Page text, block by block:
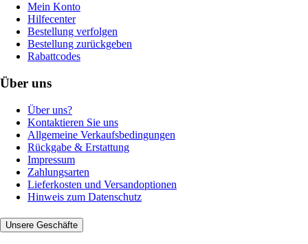
Mein Konto
Hilfecenter
Bestellung verfolgen
Bestellung zurückgeben
Rabattcodes
Über uns
Über uns?
Kontaktieren Sie uns
Allgemeine Verkaufsbedingungen
Rückgabe & Erstattung
Impressum
Zahlungsarten
Lieferkosten und Versandoptionen
Hinweis zum Datenschutz
Unsere Geschäfte